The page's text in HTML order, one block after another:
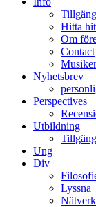
Hitta hit
Om
Contact
Musiker
Nyhetsbrev
Perspectives
Utbildning
Ung
Div
Lyssna
Nätverk